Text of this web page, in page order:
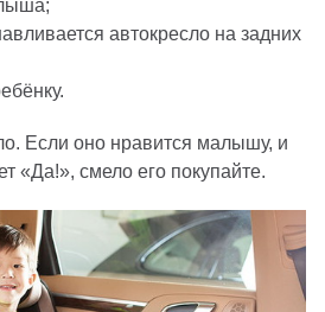
автокресло на задних
Если оно нравится малышу, и
«Да!», смело его покупайте.